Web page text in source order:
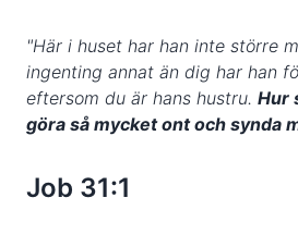
"Här i huset har han inte större
ingenting annat än dig har han
eftersom du är hans hustru. Hur
göra så mycket ont och synda
Job 31:1